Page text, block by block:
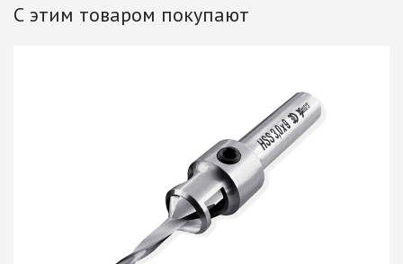
С этим товаром покупают